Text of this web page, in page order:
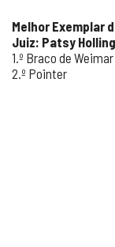
Melhor Exemplar
Juiz: Patsy
1.º Braco de
2.º Pointer